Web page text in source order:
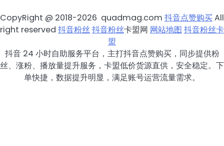
CopyRight @ 2018-2026 quadmag.com 抖音点赞购买All
right reserved 抖音粉丝抖音粉丝卡盟网 网站地图 抖音粉丝卡
盟
抖音 24 小时自助服务平台，主打抖音点赞购买，同步提供粉
丝、涨粉、播放量提升服务，卡盟低价货源直供，安全稳定。下
单快捷，数据提升明显，满足账号运营流量需求。